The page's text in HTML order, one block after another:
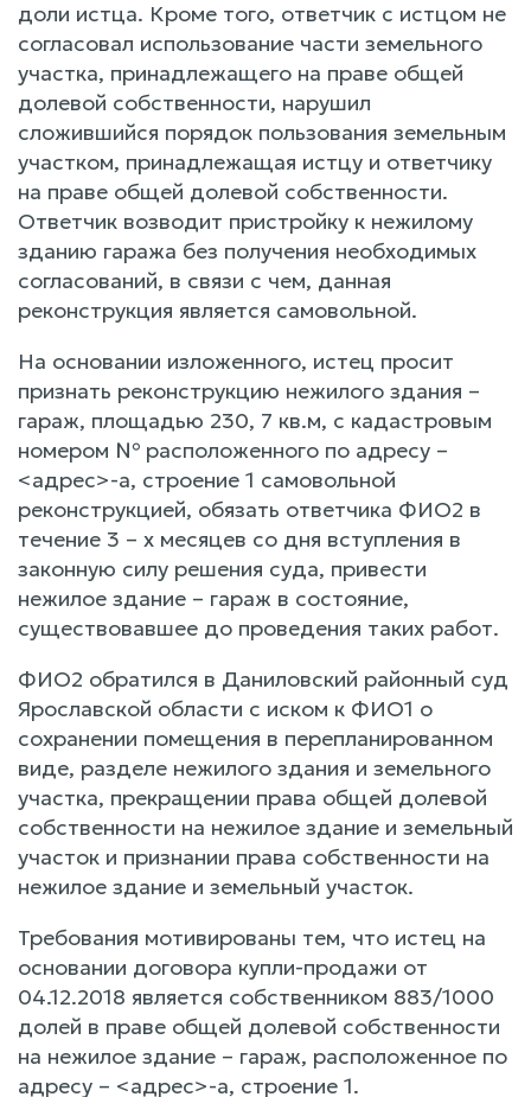
доли истца. Кроме того, ответчик с истцом не
согласовал использование части земельного
участка, принадлежащего на праве общей
долевой собственности, нарушил
сложившийся порядок пользования земельным
участком, принадлежащая истцу и ответчику
на праве общей долевой собственности.
Ответчик возводит пристройку к нежилому
зданию гаража без получения необходимых
согласований, в связи с чем, данная
реконструкция является самовольной.
На основании изложенного, истец просит
признать реконструкцию нежилого здания –
гараж, площадью 230, 7 кв.м, с кадастровым
номером № расположенного по адресу –
<адрес>-а, строение 1 самовольной
реконструкцией, обязать ответчика ФИО2 в
течение 3 – х месяцев со дня вступления в
законную силу решения суда, привести
нежилое здание – гараж в состояние,
существовавшее до проведения таких работ.
ФИО2 обратился в Даниловский районный суд
Ярославской области с иском к ФИО1 о
сохранении помещения в перепланированном
виде, разделе нежилого здания и земельного
участка, прекращении права общей долевой
собственности на нежилое здание и земельный
участок и признании права собственности на
нежилое здание и земельный участок.
Требования мотивированы тем, что истец на
основании договора купли-продажи от
04.12.2018 является собственником 883/1000
долей в праве общей долевой собственности
на нежилое здание – гараж, расположенное по
адресу – <адрес>-а, строение 1.